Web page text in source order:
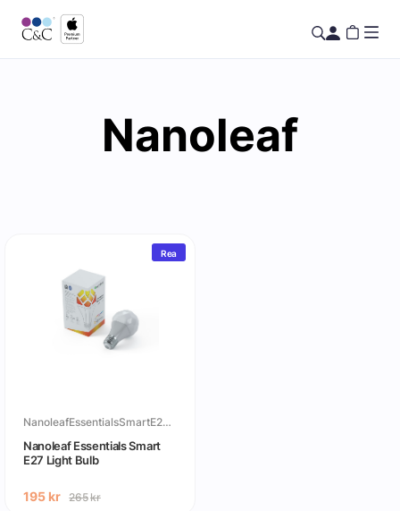
Nanoleaf
Rea
NanoleafEssentialsSmartE27LightBulb
Nanoleaf Essentials Smart
E27 Light Bulb
195 kr 265kr